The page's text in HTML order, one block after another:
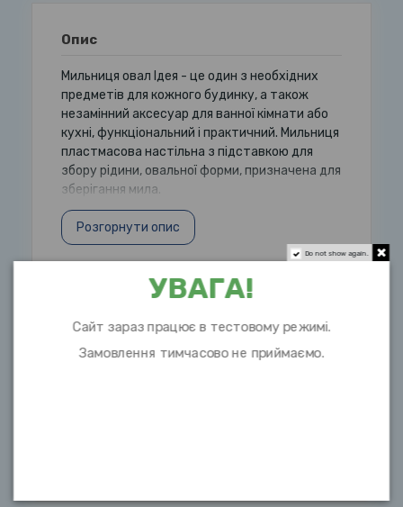
Опис
Мильниця овал Ідея - це один з необхідних
предметів для кожного будинку, а також
незамінний аксесуар для ванної кімнати або
кухні, функціональний і практичний. Мильниця
пластмасова настільна з підставкою для
збору рідини, овальної форми, призначена для
зберігання мила.
Розгорнути опис
Довжина
13,5см
Do not show again.
УВАГА!
Сайт зараз працює в тестовому режимі.
Замовлення тимчасово не приймаємо.